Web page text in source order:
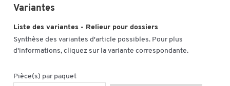
Variantes
Liste des variantes - Relieur pour dossiers
Synthèse des variantes d'article possibles. Pour plus
d'informations, cliquez sur la variante correspondante.
Pièce(s) par paquet